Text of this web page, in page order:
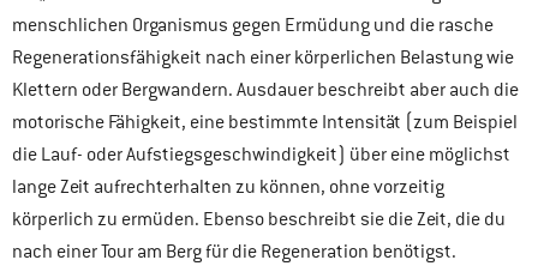
menschlichen Organismus gegen Ermüdung und die rasche
Regenerationsfähigkeit nach einer körperlichen Belastung wie
Klettern oder Bergwandern. Ausdauer beschreibt aber auch die
motorische Fähigkeit, eine bestimmte Intensität (zum Beispiel
die Lauf- oder Aufstiegsgeschwindigkeit) über eine möglichst
lange Zeit aufrechterhalten zu können, ohne vorzeitig
körperlich zu ermüden. Ebenso beschreibt sie die Zeit, die du
nach einer Tour am Berg für die Regeneration benötigst.